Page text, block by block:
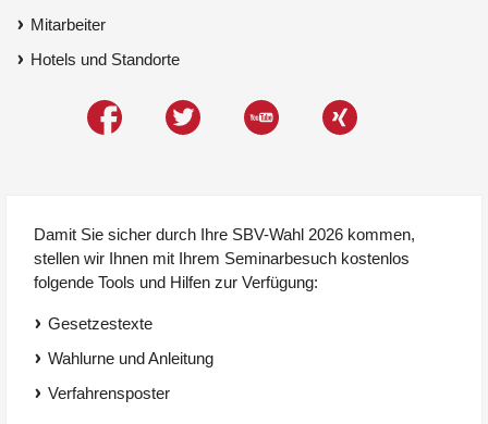
Mitarbeiter
Hotels und Standorte
Damit Sie sicher durch Ihre SBV-Wahl 2026 kommen,
stellen wir Ihnen mit Ihrem Seminarbesuch kostenlos
folgende Tools und Hilfen zur Verfügung:
Gesetzestexte
Wahlurne und Anleitung
Verfahrensposter